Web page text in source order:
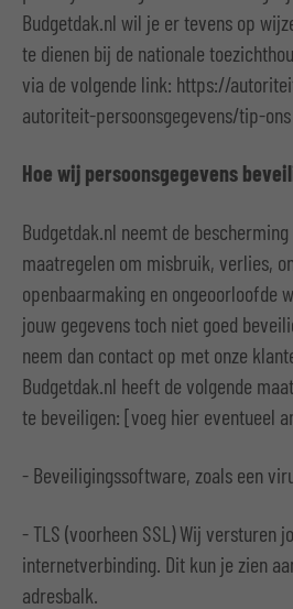
Budgetdak.nl wil je er tevens op
te dienen bij de nationale
via de volgende link: https://
autoriteit-persoonsgegevens/tip-ons
Hoe wij persoonsgegevens
Budgetdak.nl neemt de
maatregelen om misbruik, verlies,
openbaarmaking en ongeoorloofde
jouw gegevens toch niet goed
neem dan contact op met onze
Budgetdak.nl heeft de volgende
te beveiligen: [voeg hier eventueel
- Beveiligingssoftware, zoals een
- TLS (voorheen SSL) Wij versturen
internetverbinding. Dit kun je zien
adresbalk.